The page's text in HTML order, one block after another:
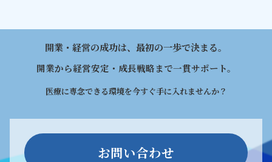
開業・経営の成功は、最初の一歩で決まる。
開業から経営安定・成長戦略まで一貫サポート。
医療に専念できる環境を今すぐ手に入れませんか？
お問い合わせ